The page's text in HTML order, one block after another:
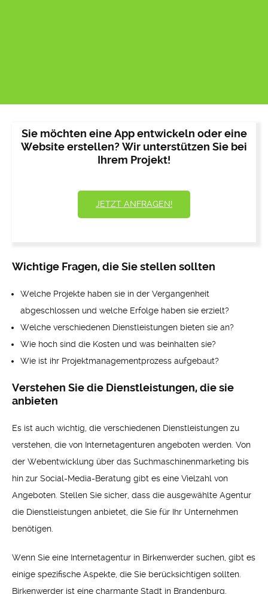
Sie möchten eine App entwickeln oder eine
Website erstellen? Wir unterstützen Sie bei
Ihrem Projekt!
JETZT ANFRAGEN!
Wichtige Fragen, die Sie stellen sollten
Welche Projekte haben sie in der Vergangenheit
abgeschlossen und welche Erfolge haben sie erzielt?
Welche verschiedenen Dienstleistungen bieten sie an?
Wie hoch sind die Kosten und was beinhalten sie?
Wie ist ihr Projektmanagementprozess aufgebaut?
Verstehen Sie die Dienstleistungen, die sie
anbieten
Es ist auch wichtig, die verschiedenen Dienstleistungen zu
verstehen, die von Internetagenturen angeboten werden. Von
der Webentwicklung über das Suchmaschinenmarketing bis
hin zur Social-Media-Beratung gibt es eine Vielzahl von
Angeboten. Stellen Sie sicher, dass die ausgewählte Agentur
die Dienstleistungen anbietet, die Sie für Ihr Unternehmen
benötigen.
Wenn Sie eine Internetagentur in Birkenwerder suchen, gibt es
einige spezifische Aspekte, die Sie berücksichtigen sollten.
Birkenwerder ist eine charmante Stadt in Brandenburg,